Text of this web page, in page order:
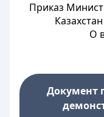
Приказ
О
Документ